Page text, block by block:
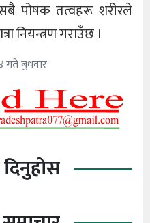
पोषक तत्वहरू शरीरले
नियन्त्रण गराउँछ ।
गते बुधवार
दिनुहोस